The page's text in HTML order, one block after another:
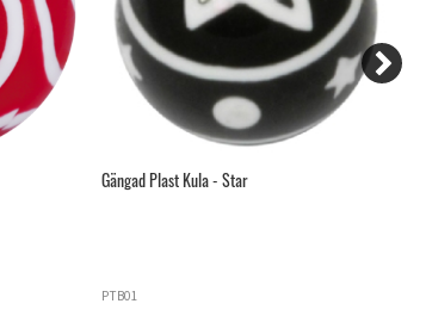
Gängad Plast Kula - Star
PTB01